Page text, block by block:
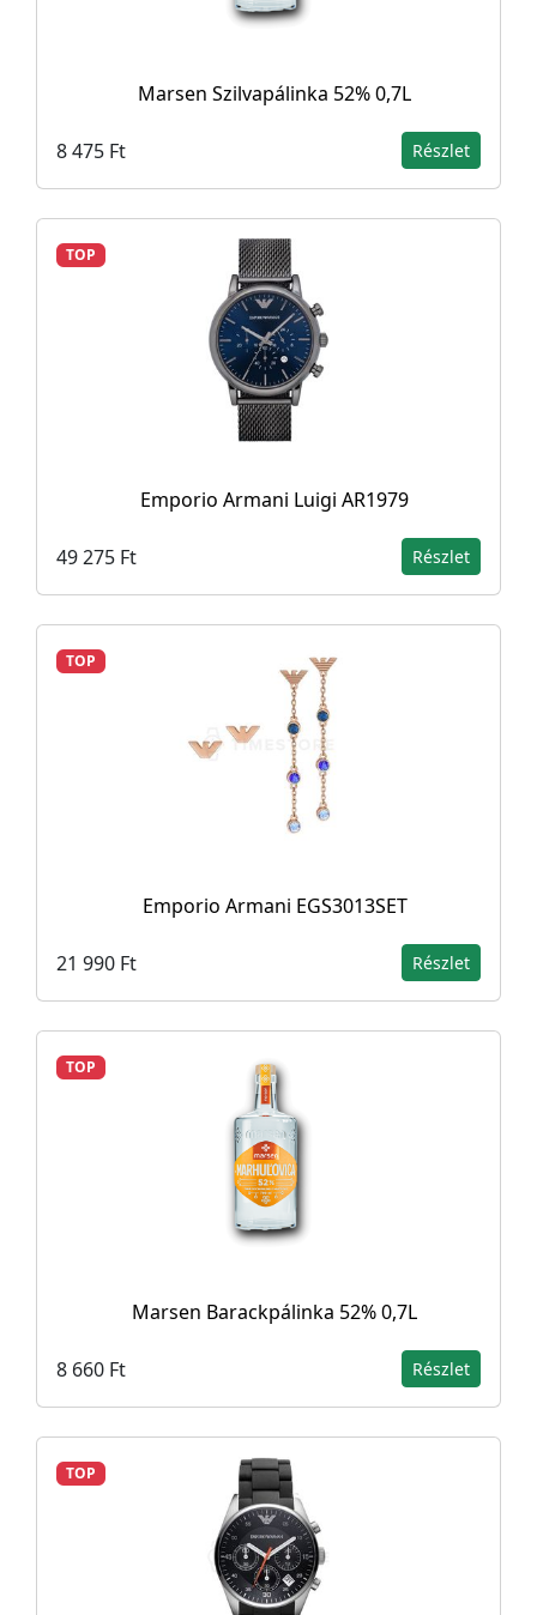
Marsen Szilvapálinka 52% 0,7L
8 475 Ft Részlet
TOP
Emporio Armani Luigi AR1979
49 275 Ft Részlet
TOP
Emporio Armani EGS3013SET
21 990 Ft Részlet
TOP
Marsen Barackpálinka 52% 0,7L
8 660 Ft Részlet
TOP